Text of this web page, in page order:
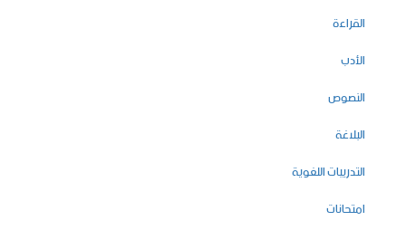
القراءة
الأدب
النصوص
البلاغة
التدريبات اللغوية
امتحانات